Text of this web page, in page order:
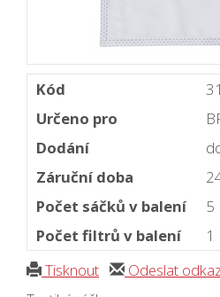
Kód
Určeno pro
Dodání
Záruční doba
Počet sáčků v balení
5
Počet filtrů v balení
1
Tisknout
Odeslat